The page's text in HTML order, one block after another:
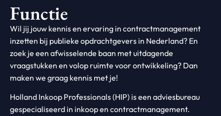
Functie
Wil jij jouw kennis en ervaring in contractmanagement
inzetten bij publieke opdrachtgevers in Nederland? En
zoek je een afwisselende baan met uitdagende
vraagstukken en volop ruimte voor ontwikkeling? Dan
maken we graag kennis met je!
Holland Inkoop Professionals (HIP) is een adviesbureau
gespecialiseerd in inkoop en contractmanagement.